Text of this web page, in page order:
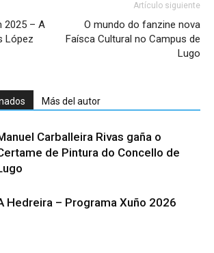
2025 – A
López
Artículo siguiente
O mundo do fanzine nova
Faísca Cultural no Campus de
Lugo
Más del autor
Carballeira Rivas gaña o
de Pintura do Concello de
Hedreira – Programa Xuño 2026